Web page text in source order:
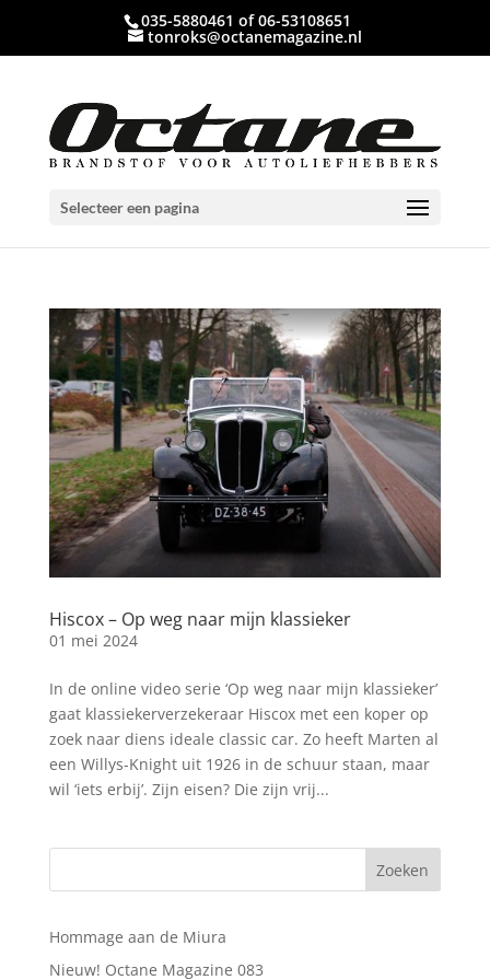
035-5880461 of 06-53108651
tonroks@octanemagazine.nl
Selecteer een pagina
Hiscox – Op weg naar mijn klassieker
01 mei 2024
In de online video serie ‘Op weg naar mijn klassieker’
gaat klassiekerverzekeraar Hiscox met een koper op
zoek naar diens ideale classic car. Zo heeft Marten al
een Willys-Knight uit 1926 in de schuur staan, maar
wil ‘iets erbij’. Zijn eisen? Die zijn vrij...
Hommage aan de Miura
Nieuw! Octane Magazine 083